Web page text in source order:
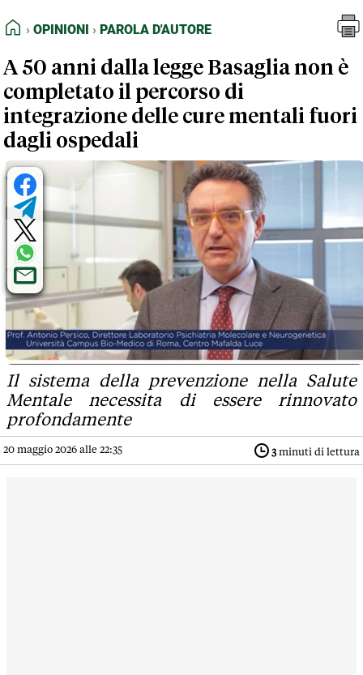
FEED RSS
NORMATIVE DEONTOLOGICHE
TERMINI e CONDIZIONI
Opinioni
Parola d'Autore
HOME
OPINIONI PAROLA D'AUTORE
A 50 anni dalla legge Basaglia non è
completato il percorso di
integrazione delle cure mentali fuori
dagli ospedali
Il sistema della prevenzione nella Salute
Mentale necessita di essere rinnovato
profondamente
20 maggio 2026 alle 22:35 3minuti di lettura